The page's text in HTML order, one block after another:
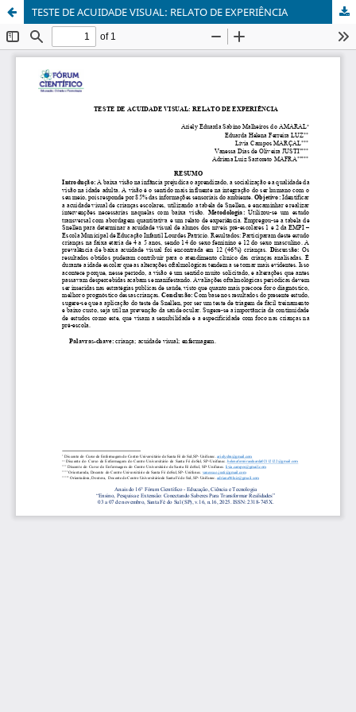
TESTE DE ACUIDADE VISUAL: RELATO DE EXPERIÊNCIA